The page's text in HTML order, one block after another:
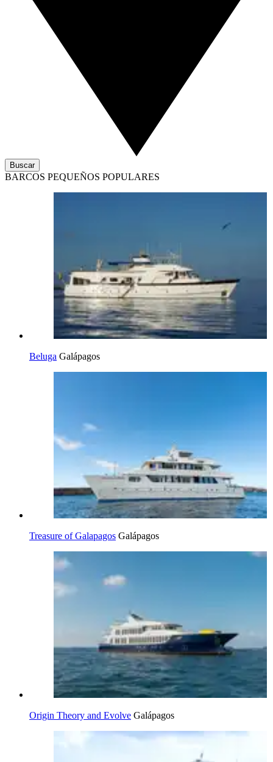
Buscar
BARCOS PEQUEÑOS POPULARES
Beluga Galápagos
Treasure of Galapagos Galápagos
Origin Theory and Evolve Galápagos